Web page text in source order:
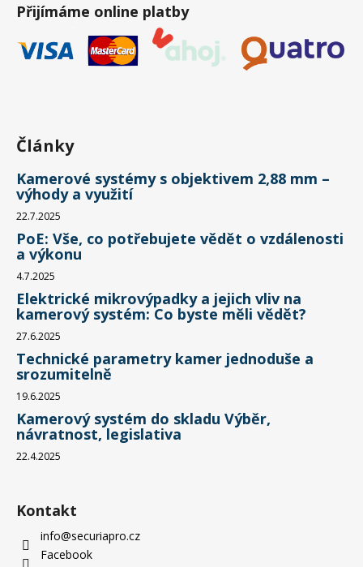
Přijímáme online platby
Články
Kamerové systémy s objektivem 2,88 mm –
výhody a využití
22.7.2025
PoE: Vše, co potřebujete vědět o vzdálenosti
a výkonu
4.7.2025
Elektrické mikrovýpadky a jejich vliv na
kamerový systém: Co byste měli vědět?
27.6.2025
Technické parametry kamer jednoduše a
srozumitelně
19.6.2025
Kamerový systém do skladu Výběr,
návratnost, legislativa
22.4.2025
Kontakt
info@securiapro.cz
Facebook